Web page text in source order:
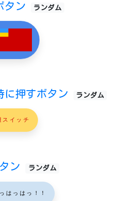
タン
ランダム
に押すボタン ランダム
スイッチ
ン ランダム
はっはっ！！